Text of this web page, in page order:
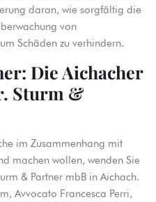
daran, wie sorgfältig die
von
Schäden zu verhindern.
Die Aichacher
Sturm &
im Zusammenhang mit
machen wollen, wenden Sie
& Partner mbB in Aichach.
Avvocato Francesca Perri,